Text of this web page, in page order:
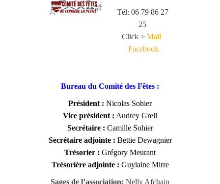
Tél: 06 79 86 27
25
Click > Mail
Facebook
Bureau du Comité des Fêtes :
Président : Nicolas Sohier
Vice président : Audrey Grell
Secrétaire : Camille Sohier
Secrétaire adjointe : Bettie Dewagnier
Trésorier : Grégory Meurant
Trésorière adjointe : Guylaine Mirre
Sages de l’association: Nelly Afchain